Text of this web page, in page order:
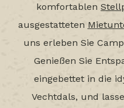
komfortablen
ausgestatteten
uns erleben Sie
Genießen Sie
eingebettet in die
Vechtdals, und